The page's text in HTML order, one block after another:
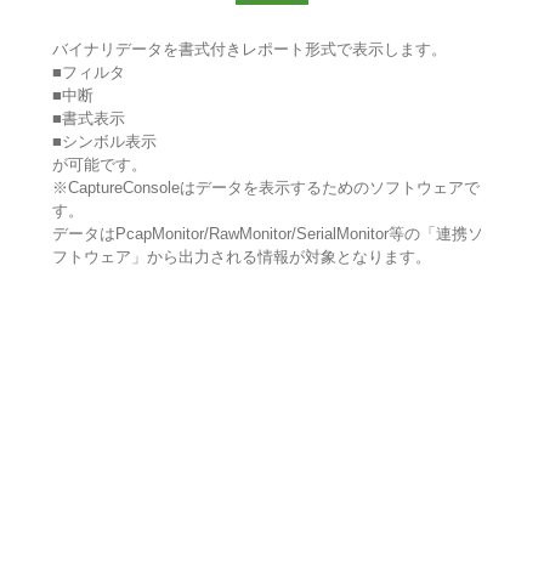
バイナリデータを書式付きレポート形式で表示します。
■フィルタ
■中断
■書式表示
■シンボル表示
が可能です。
※CaptureConsoleはデータを表示するためのソフトウェアで
す。
データはPcapMonitor/RawMonitor/SerialMonitor等の「連携ソ
フトウェア」から出力される情報が対象となります。